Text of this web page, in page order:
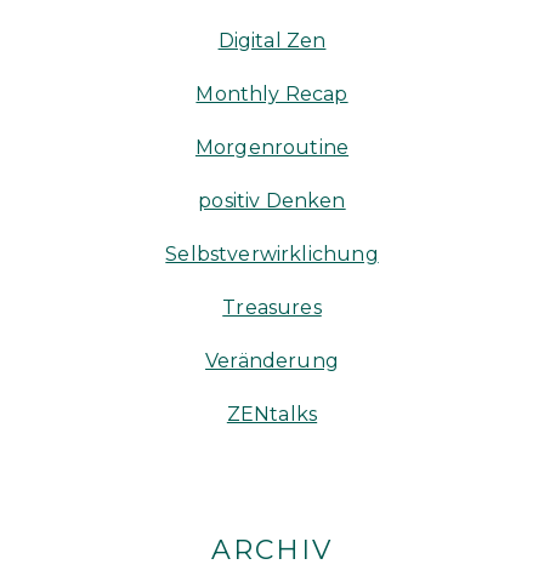
Digital Zen
Monthly Recap
Morgenroutine
positiv Denken
Selbstverwirklichung
Treasures
Veränderung
ZENtalks
ARCHIV